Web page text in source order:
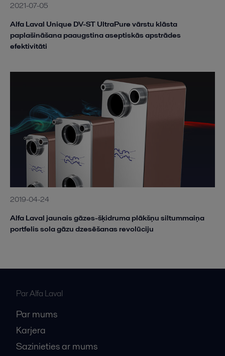
2021-07-05
Alfa Laval Unique DV-ST UltraPure vārstu klāsta
paplašināšana paaugstina aseptiskās apstrādes
efektivitāti
2019-04-24
Alfa Laval jaunais gāzes-šķidruma plākšņu siltummaiņa
portfelis sola gāzu dzesēšanas revolūciju
Par Alfa Laval
Par mums
Karjera
Sazinieties ar mums